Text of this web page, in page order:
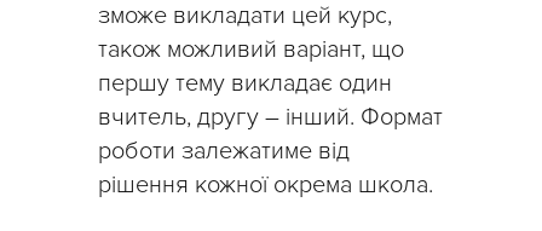
зможе викладати цей курс,
також можливий варіант, що
першу тему викладає один
вчитель, другу – інший. Формат
роботи залежатиме від
рішення кожної окрема школа.